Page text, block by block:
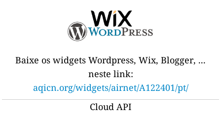
Baixe os widgets Wordpress, Wix, Blogger, ...
neste link:
aqicn.org/widgets/airnet/A122401/pt/
Cloud API